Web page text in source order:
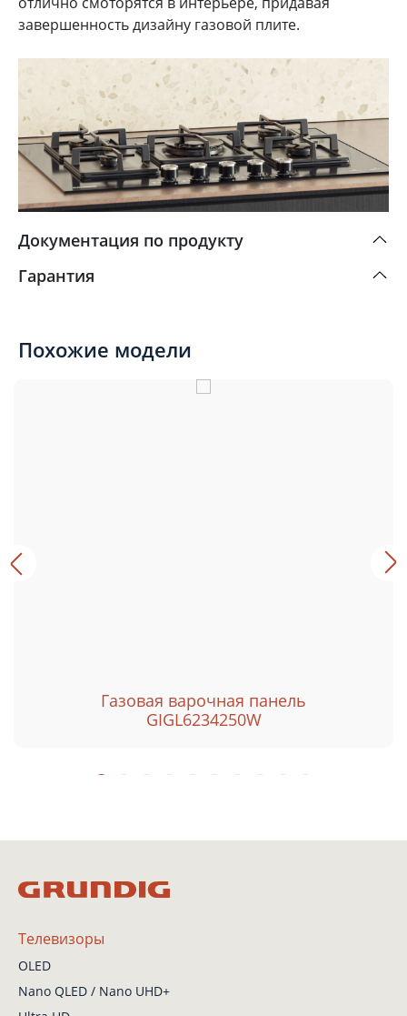
завершенность дизайну газовой плите.
Документация по продукту
Гарантия
Похожие модели
Газовая варочная панель
GIGL6234250W
Телевизоры
OLED
Nano QLED / Nano UHD+